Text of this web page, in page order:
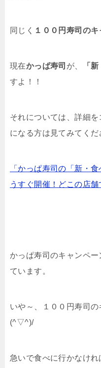
同じく １００円寿司の
現在かっぱ寿司 が、 「
すよ！！
それについては、詳細
になる方は見てみてく
「かっぱ寿司の「新・
うすぐ開催！どこの店舗
かっぱ寿司のキャンペ
ています。
いや～、１００円寿司
(^▽^)/
急いで食べに行かなけれ